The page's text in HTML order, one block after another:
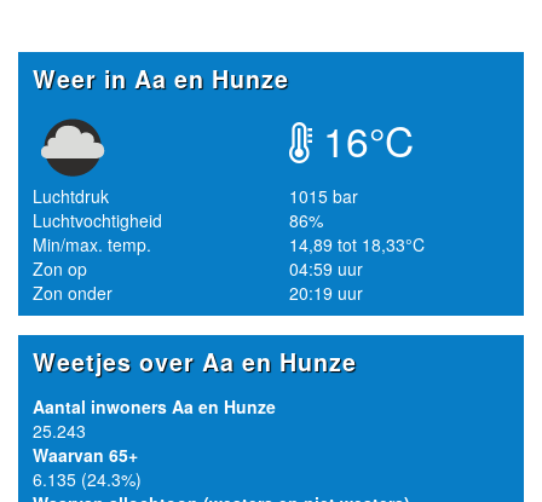
Weer in Aa en Hunze
16°C
Luchtdruk
1015 bar
Luchtvochtigheid
86%
Min/max. temp.
14,89 tot 18,33°C
Zon op
04:59 uur
Zon onder
20:19 uur
Weetjes over Aa en Hunze
Aantal inwoners Aa en Hunze
25.243
Waarvan 65+
6.135 (24.3%)